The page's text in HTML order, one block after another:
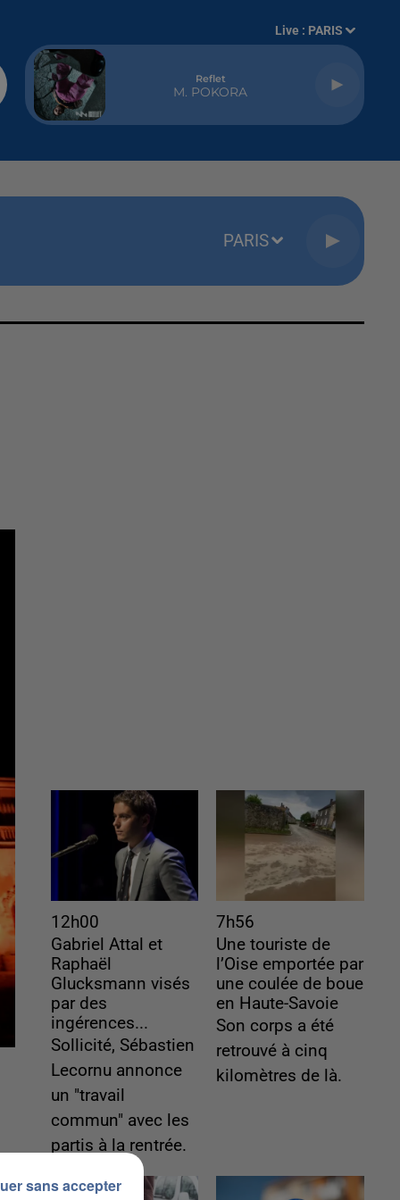
Live : PARIS
Reflet
M. POKORA
PARIS
12h00
Gabriel Attal et
Raphaël
Glucksmann visés
par des
ingérences...
Sollicité, Sébastien
Lecornu annonce
un "travail
commun" avec les
partis à la rentrée.
7h56
Une touriste de
l’Oise emportée par
une coulée de boue
en Haute-Savoie
Son corps a été
retrouvé à cinq
kilomètres de là.
sans accepter